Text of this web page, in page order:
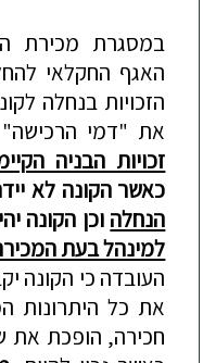
במסגרת מכירת
הזכויות בנחלה
את "דמי
זכויות הבניה
כאשר הקונה לא
הנחלה וכן הקונה
למינהל בעת
העובדה כי הקונה
את כל היתרונות
חכירה, הופכת את